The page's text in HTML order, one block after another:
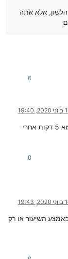
הלשון, אלא אתה
0
19:40
תקליט הודעה שקטה ובדקה לדוגמא 5 דקות אחרי
0
19:43
השיעור או רק